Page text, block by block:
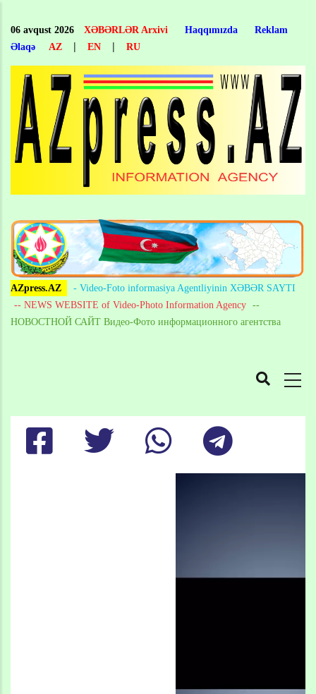
main
content
06 avqust 2026 XƏBƏRLƏR Arxivi Haqqımızda
Reklam
Əlaqə
AZ | EN | RU
AZpress.AZ
- Video-Foto informasiya Agentliyinin XƏBƏR SAYTI
-- NEWS WEBSITE of Video-Photo Information Agency --
НОВОСТНОЙ САЙТ Видео-Фото информационного агентства